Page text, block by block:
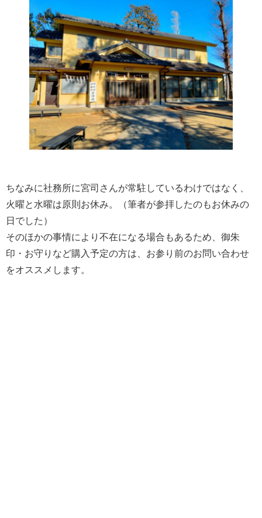
ちなみに社務所に宮司さんが常駐しているわけではなく、
火曜と水曜は原則お休み。（筆者が参拝したのもお休みの
日でした）
そのほかの事情により不在になる場合もあるため、御朱
印・お守りなど購入予定の方は、お参り前のお問い合わせ
をオススメします。